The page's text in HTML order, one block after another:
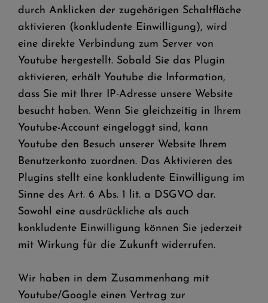
durch Anklicken der zugehörigen Schaltfläche
aktivieren (konkludente Einwilligung), wird
eine direkte Verbindung zum Server von
Youtube hergestellt. Sobald Sie das Plugin
aktivieren, erhält Youtube die Information,
dass Sie mit Ihrer IP-Adresse unsere Website
besucht haben. Wenn Sie gleichzeitig in Ihrem
Youtube-Account eingeloggt sind, kann
Youtube den Besuch unserer Website Ihrem
Benutzerkonto zuordnen. Das Aktivieren des
Plugins stellt eine konkludente Einwilligung im
Sinne des Art. 6 Abs. 1 lit. a DSGVO dar.
Sowohl eine ausdrückliche als auch
konkludente Einwilligung können Sie jederzeit
mit Wirkung für die Zukunft widerrufen.
Wir haben in dem Zusammenhang mit
Youtube/Google einen Vertrag zur